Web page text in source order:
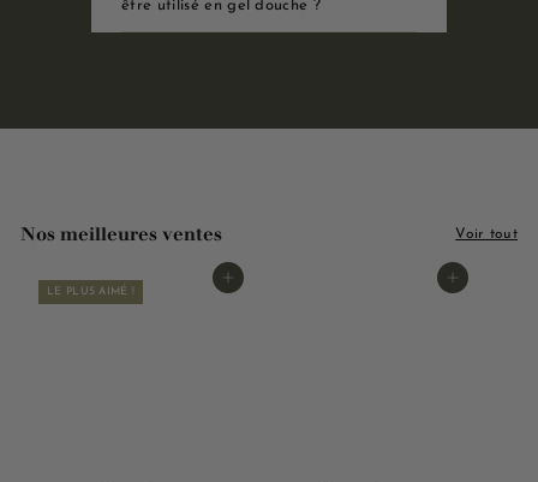
être utilisé en gel douche ?
Nos meilleures ventes Voir tout
Ajouter au panier
LE PLUS AIMÉ ! Ajouter au panier